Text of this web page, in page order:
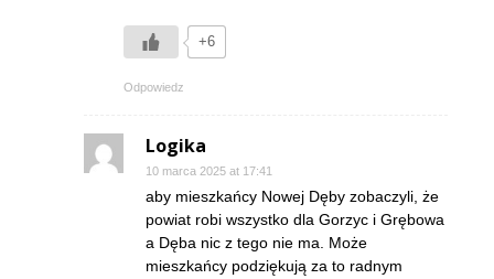
+6
Odpowiedz
Logika
10 marca 2025 at 17:41
aby mieszkańcy Nowej Dęby zobaczyli, że
powiat robi wszystko dla Gorzyc i Grębowa
a Dęba nic z tego nie ma. Może
mieszkańcy podziękują za to radnym